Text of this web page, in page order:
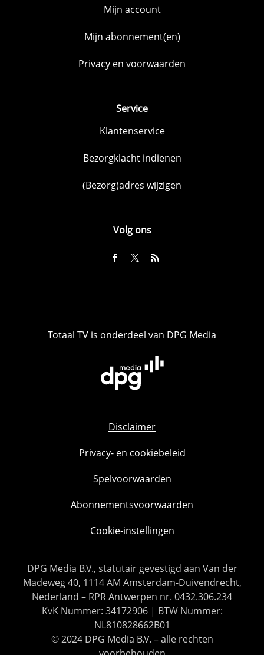
Mijn account
Mijn abonnement(en)
Privacy en voorwaarden
Service
Klantenservice
Bezorgklacht indienen
(Bezorg)adres wijzigen
Volg ons
Totaal TV is onderdeel van DPG Media
Disclaimer
Privacy- en cookiebeleid
Spelvoorwaarden
Abonnementsvoorwaarden
Cookie-instellingen
DPG Media B.V., statutair gevestigd aan Van der
Madeweg 40, 1114 AM Amsterdam-Duivendrecht,
Nederland – RPR Antwerpen nr. 0432.306.234
KvK Nummer: 34172906 | BTW Nummer:
NL810828662B01
© 2024 DPG Media B.V. – alle rechten